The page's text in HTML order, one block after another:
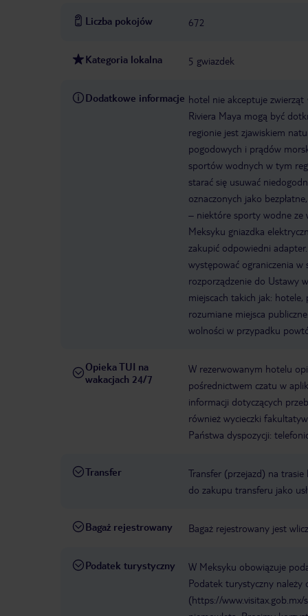
Liczba pokojów 672
Kategoria lokalna 5 gwiazdek
Dodatkowe informacje hotel nie akceptuje zwierząt
Riviera Maya mogą być
regionie jest zjawiskiem
pogodowych i prądów
sportów wodnych w tym
starać się usuwać
oznaczonych jako
– niektóre sporty wodne ze
Meksyku gniazdka
zakupić odpowiedni adapter.
występować ograniczenia w
rozporządzenie do Ustawy
miejscach takich jak:
rozumiane miejsca
wolności w przypadku
Opieka TUI na
wakacjach 24/7
W rezerwowanym hotelu
pośrednictwem czatu w
informacji dotyczących
również wycieczki
Państwa dyspozycji:
Transfer
Transfer (przejazd) na
do zakupu transferu jako
Bagaż rejestrowany Bagaż rejestrowany jest
Podatek turystyczny
W Meksyku obowiązuje
Podatek turystyczny należy
(https://www.visitax.gob.mx/